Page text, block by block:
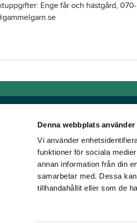
Denna webbplats
Vi använder
funktioner för sociala
annan information från din
samarbetar med. Dessa
tillhandahållit eller som de
Enge får och hästgård,
by TR Media
Sveriges främsta varumärken för dig
då tidningen Travronden grundades,